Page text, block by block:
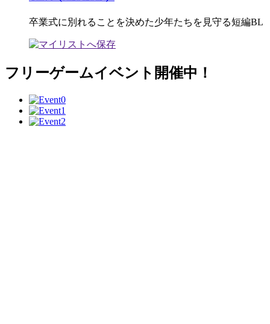
卒業式に別れることを決めた少年たちを見守る短編BL
フリーゲームイベント開催中！